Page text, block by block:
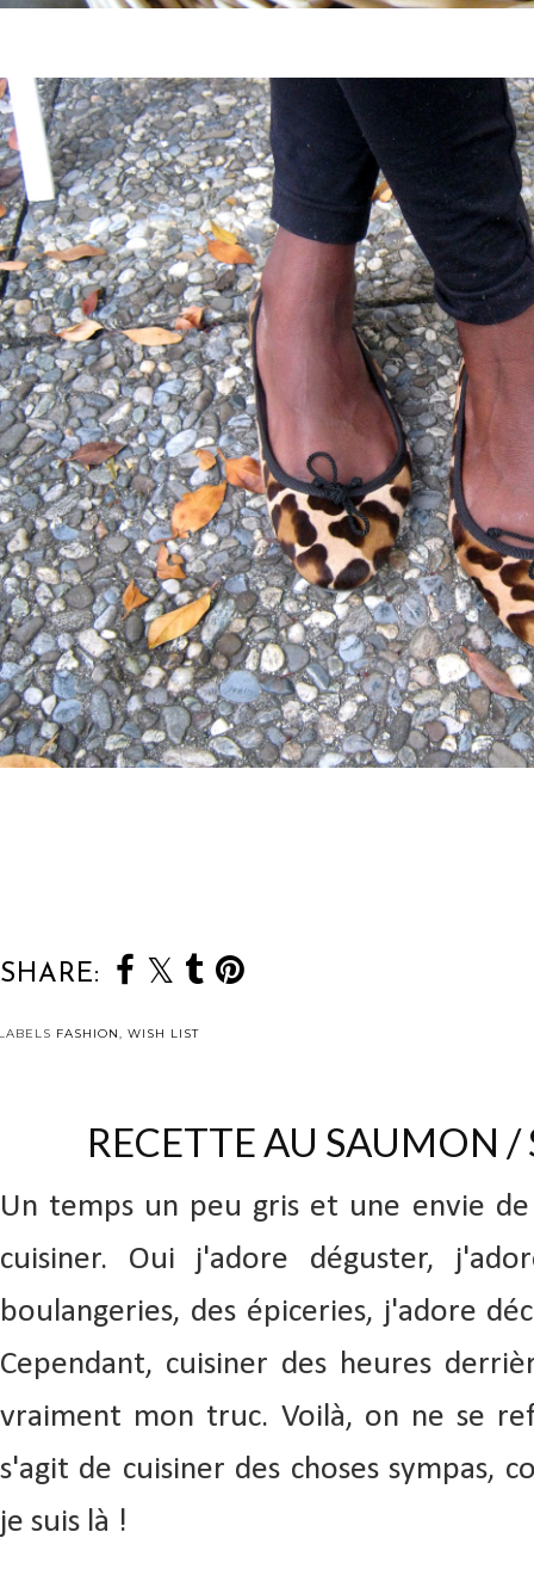
SHARE:
FASHION, WISH LIST
RECETTE AU SAUMON /
Un temps un peu gris et une envie
cuisiner. Oui j'adore déguster,
boulangeries, des épiceries, j'adore
Cependant, cuisiner des heures
vraiment mon truc. Voilà, on ne se
s'agit de cuisiner des choses sympas,
je suis là !